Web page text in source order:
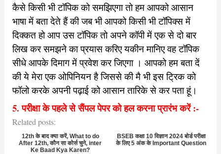
कैसे किसी भी टॉपिक को समझिएगा तो हम आपको आसान
भाषा में बता देते हैं की जब भी आपको किसी भी टॉपिक्स में
दिक्कत हो आप उस टॉपिक तो अपने कॉपी में एक से दो बार
लिख कर समझने का प्रयास करिए यकीन मानिए वह टॉपिक
सीधे आपके दिमाग में प्रवेश कर जिएगा । आपको हम बता दें
की ये मेरा एक ओपिनियन है जिससे की मै भी इस ट्रिक को
फॉलो करके अपनी पढ़ाई को आसान तारिके से कर पता हूं।
5. परीक्षा के पहले से सैंपल पेपर को हल करना प्रारंभ करें :-
Related posts:
12th के बाद क्या करें, What to do
After 12th, कौन सा कोर्स चुने, inter
Ke Baad Kya Karen?
BSEB कक्षा 10 विज्ञान 2024 बोर्ड परीक्षा
के लिए 5 अंक के Important Question